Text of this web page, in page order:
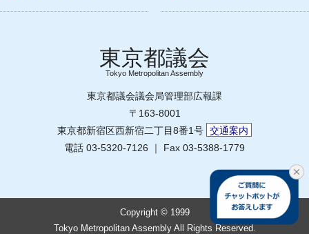
Tokyo Metropolitan Assembly
東京都議会議会局管理部広報課
〒163-8001
東京都新宿区西新宿二丁目8番1号 交通案内
電話 03-5320-7126 ｜ Fax 03-5388-1779
Copyright © 1999
Tokyo Metropolitan Assembly All Rights Reserved.